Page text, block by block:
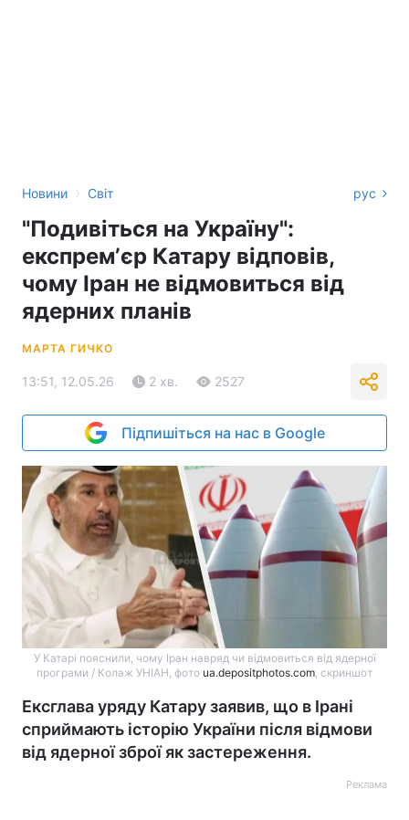
Новини › Світ рус
"Подивіться на Україну":
експремʼєр Катару відповів,
чому Іран не відмовиться від
ядерних планів
МАРТА ГИЧКО
13:51, 12.05.26 2 хв. 2527
Підпишіться на нас в Google
У Катарі пояснили, чому Іран навряд чи відмовиться від ядерної
програми / Колаж УНІАН, фото ua.depositphotos.com, скриншот
Ексглава уряду Катару заявив, що в Ірані
сприймають історію України після відмови
від ядерної зброї як застереження.
Реклама